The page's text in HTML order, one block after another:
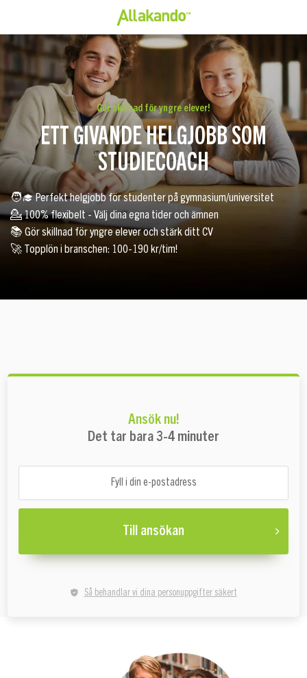
Gör skillnad för yngre elever!
ETT GIVANDE HELGJOBB SOM
STUDIECOACH
🧑‍🎓 Perfekt helgjobb för studenter på gymnasium/universitet
💁 100% flexibelt - Välj dina egna tider och ämnen
📚 Gör skillnad för yngre elever och stärk ditt CV
🚀 Topplön i branschen: 100-190 kr/tim!
Ansök nu!
Det tar bara 3-4 minuter
Till ansökan
Så behandlar vi dina personuppgifter säkert